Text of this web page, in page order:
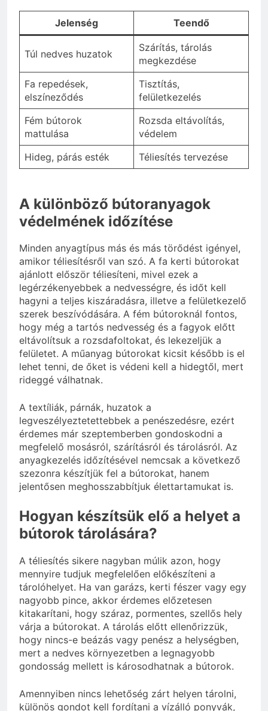
Jelenség Teendő
Túl nedves huzatok
Szárítás, tárolás
megkezdése
Fa repedések,
elszíneződés
Tisztítás,
felületkezelés
Fém bútorok
mattulása
Rozsda eltávolítás,
védelem
Hideg, párás esték
Téliesítés tervezése
A különböző bútoranyagok
védelmének időzítése
Minden anyagtípus más és más törődést igényel,
amikor téliesítésről van szó. A fa kerti bútorokat
ajánlott először téliesíteni, mivel ezek a
legérzékenyebbek a nedvességre, és időt kell
hagyni a teljes kiszáradásra, illetve a felületkezelő
szerek beszívódására. A fém bútoroknál fontos,
hogy még a tartós nedvesség és a fagyok előtt
eltávolítsuk a rozsdafoltokat, és lekezeljük a
felületet. A műanyag bútorokat kicsit később is el
lehet tenni, de őket is védeni kell a hidegtől, mert
rideggé válhatnak.
A textíliák, párnák, huzatok a
legveszélyeztetettebbek a penészedésre, ezért
érdemes már szeptemberben gondoskodni a
megfelelő mosásról, szárításról és tárolásról. Az
anyagkezelés időzítésével nemcsak a következő
szezonra készítjük fel a bútorokat, hanem
jelentősen meghosszabbítjuk élettartamukat is.
Hogyan készítsük elő a helyet a
bútorok tárolására?
A téliesítés sikere nagyban múlik azon, hogy
mennyire tudjuk megfelelően előkészíteni a
tárolóhelyet. Ha van garázs, kerti fészer vagy egy
nagyobb pince, akkor érdemes előzetesen
kitakarítani, hogy száraz, pormentes, szellős hely
várja a bútorokat. A tárolás előtt ellenőrizzük,
hogy nincs-e beázás vagy penész a helységben,
mert a nedves környezetben a legnagyobb
gondosság mellett is károsodhatnak a bútorok.
Amennyiben nincs lehetőség zárt helyen tárolni,
különös gondot kell fordítani a vízálló ponyvák,